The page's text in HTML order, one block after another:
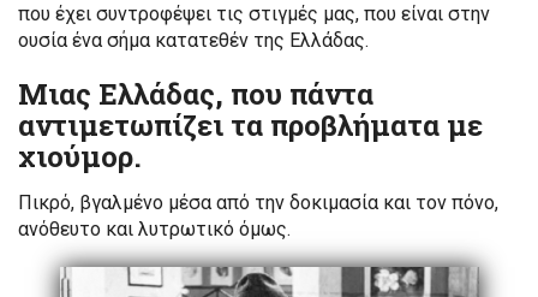
που έχει συντροφέψει τις στιγμές μας, που είναι στην
ουσία ένα σήμα κατατεθέν της Ελλάδας.
Μιας Ελλάδας, που πάντα
αντιμετωπίζει τα προβλήματα με
χιούμορ.
Πικρό, βγαλμένο μέσα από την δοκιμασία και τον πόνο,
ανόθευτο και λυτρωτικό όμως.